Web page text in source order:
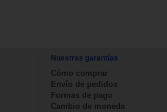
Nuestras garantías
Cómo comprar
Envío de pedidos
Formas de pago
Cambio de moneda